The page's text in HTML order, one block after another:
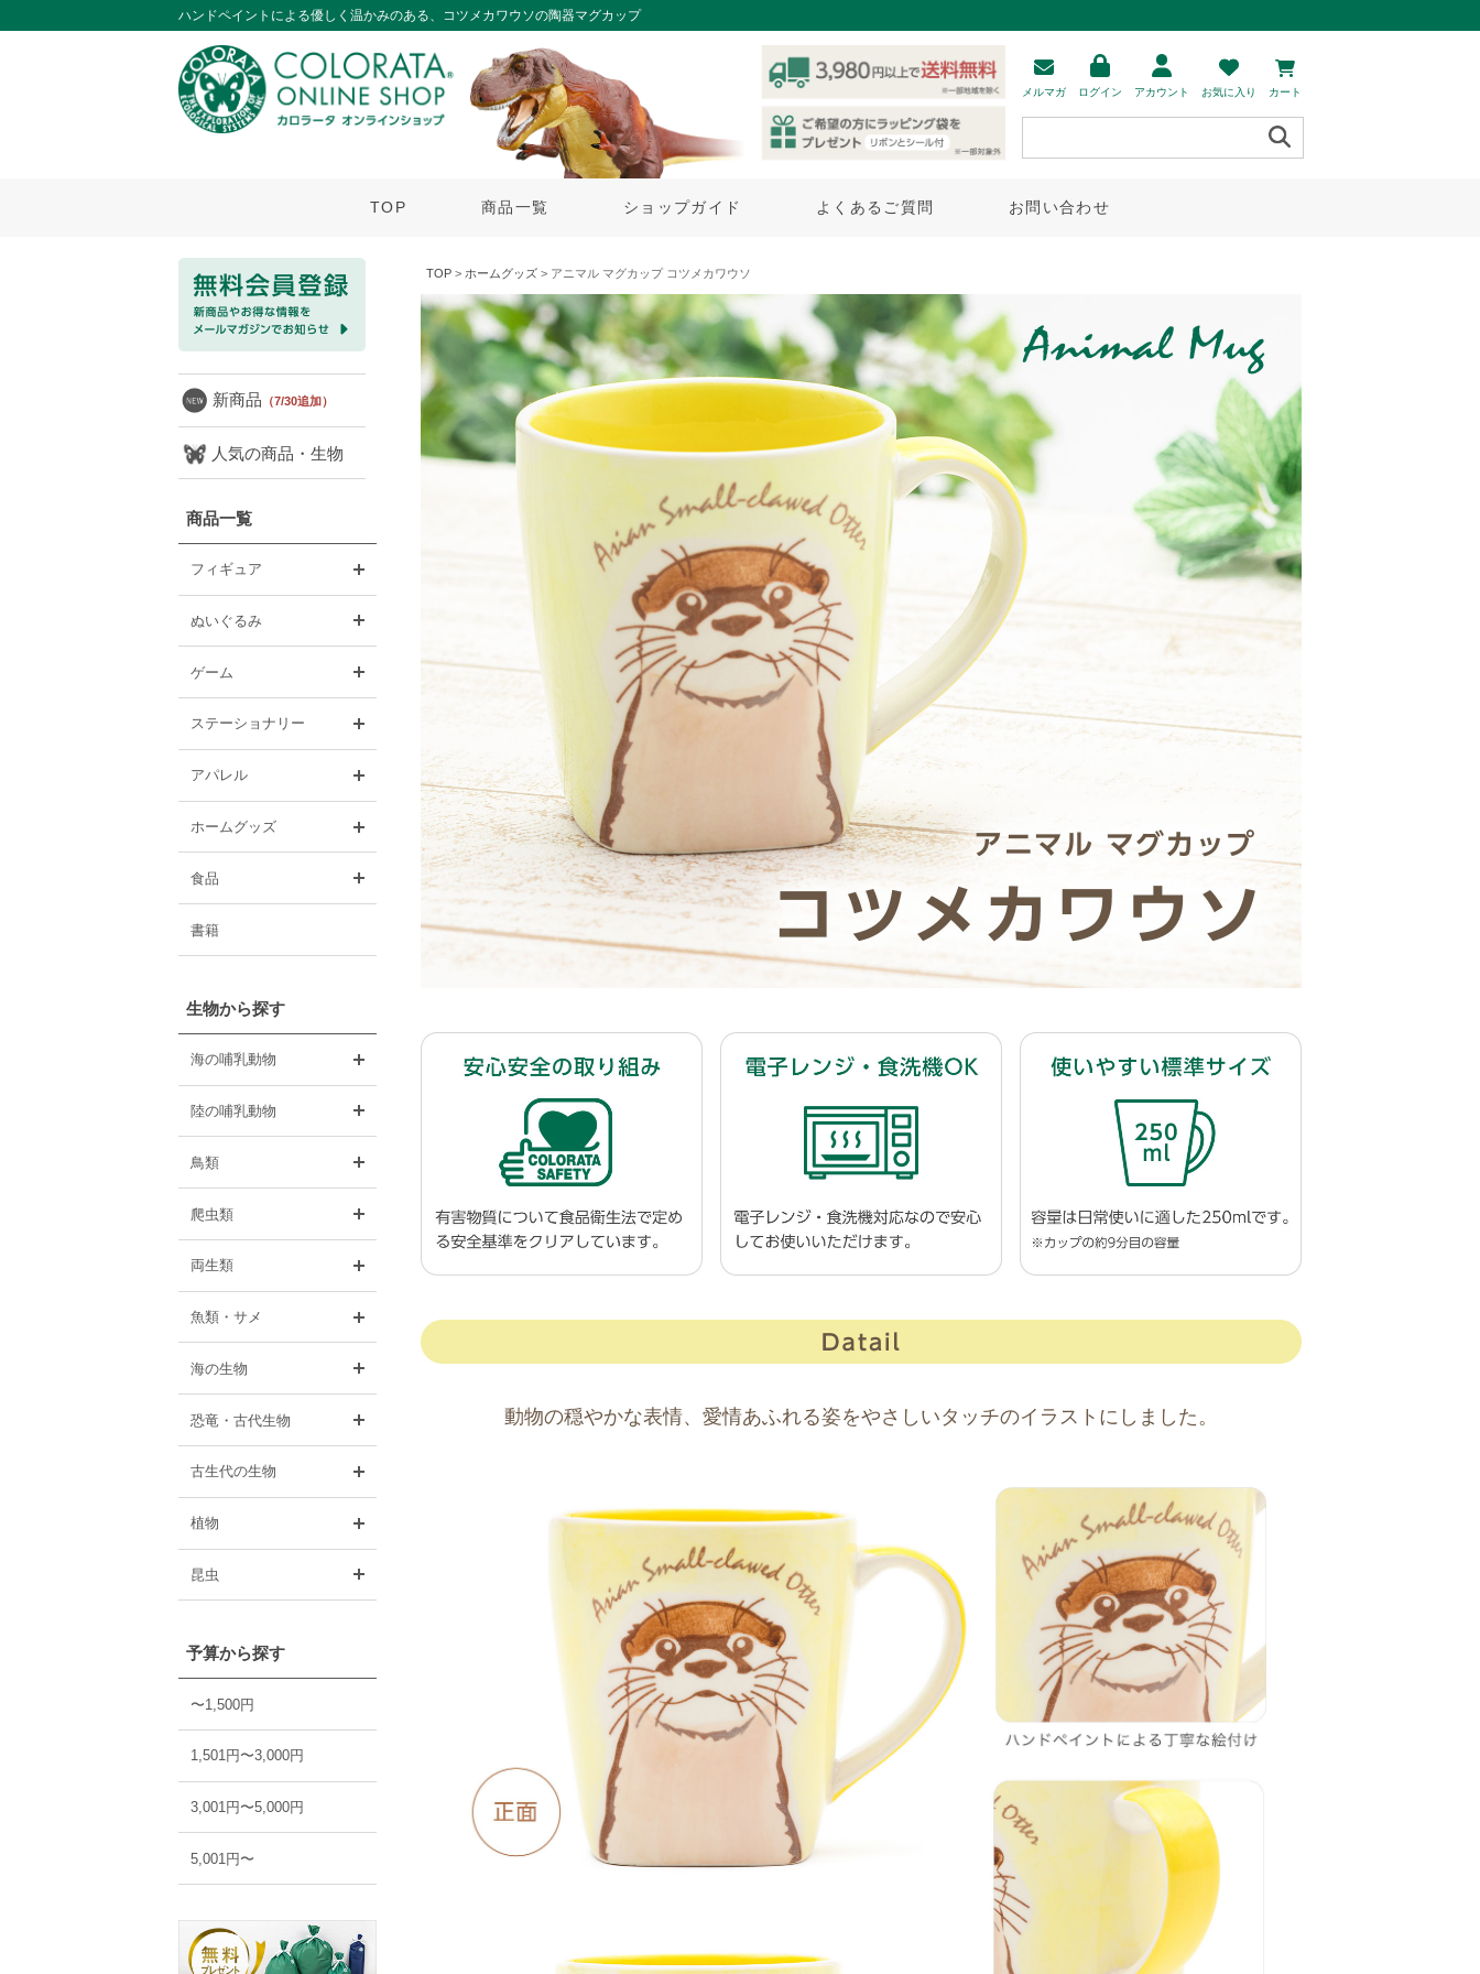
ハンドペイントによる優しく温かみのある、コツメカワウソの陶器マグカップ
メルマガ ログイン アカウント お気に入り カート
TOP 商品一覧 ショップガイド よくあるご質問 お問い合わせ
新商品 （7/30追加）
人気の商品・生物
商品一覧
フィギュア
ぬいぐるみ
ゲーム
ステーショナリー
アパレル
ホームグッズ
食品
書籍
生物から探す
海の哺乳動物
陸の哺乳動物
鳥類
爬虫類
両生類
魚類・サメ
海の生物
恐竜・古代生物
古生代の生物
植物
昆虫
予算から探す
〜1,500円
1,501円〜3,000円
3,001円〜5,000円
5,001円〜
TOP > ホームグッズ > アニマル マグカップ コツメカワウソ
動物の穏やかな表情、愛情あふれる姿をやさしいタッチのイラストにしました。